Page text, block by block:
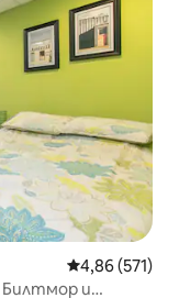
Средна
4,86 (571)
и